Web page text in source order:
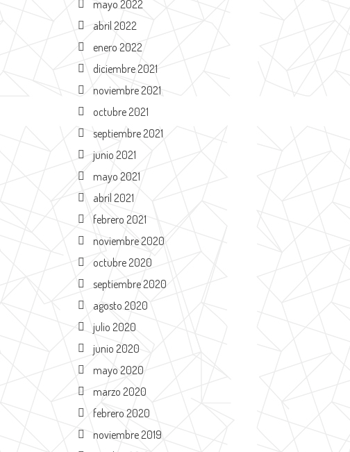
mayo 2022
abril 2022
enero 2022
diciembre 2021
noviembre 2021
octubre 2021
septiembre 2021
junio 2021
mayo 2021
abril 2021
febrero 2021
noviembre 2020
octubre 2020
septiembre 2020
agosto 2020
julio 2020
junio 2020
mayo 2020
marzo 2020
febrero 2020
noviembre 2019